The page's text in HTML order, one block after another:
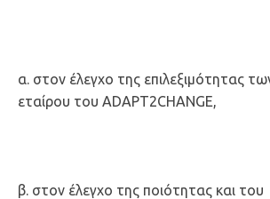
α. στον έλεγχο της επιλεξιμότητας
εταίρου του ADAPT2CHANGE,
β. στον έλεγχο της ποιότητας και του